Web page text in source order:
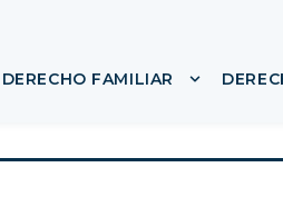
DE INMIGRACIÓN
submenú para DEFENSA
DERECHO FAMILIAR Mostrar